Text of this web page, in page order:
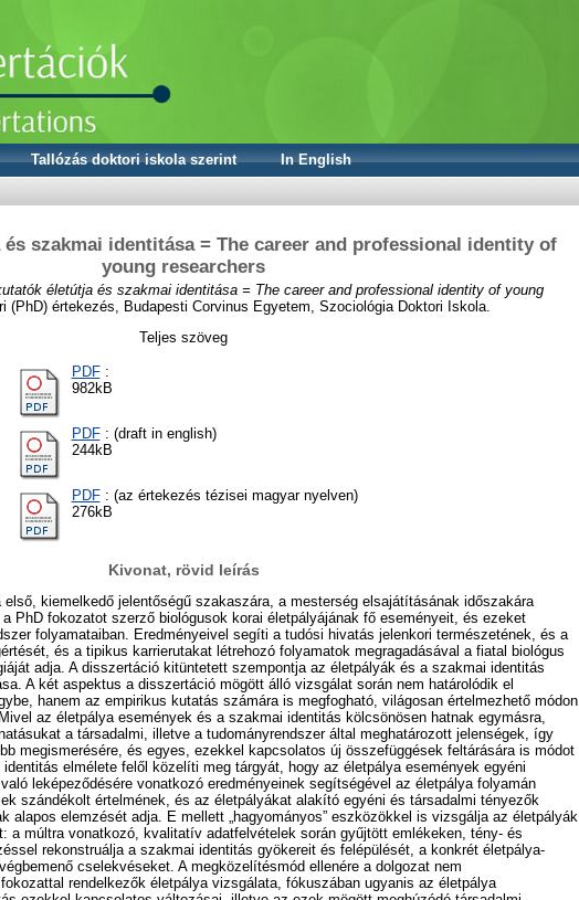
Tallózás doktori iskola szerint
In English
szakmai identitása = The career and professional identity of
young researchers
életútja és szakmai identitása = The career and professional identity of young
(PhD) értekezés, Budapesti Corvinus Egyetem, Szociológia Doktori Iskola.
Teljes szöveg
PDF:
982kB
PDF: (draft in english)
244kB
PDF: (az értekezés tézisei magyar nyelven)
276kB
Kivonat, rövid leírás
kiemelkedő jelentőségű szakaszára, a mesterség elsajátításának időszakára
PhD fokozatot szerző biológusok korai életpályájának fő eseményeit, és ezeket
folyamataiban. Eredményeivel segíti a tudósi hivatás jelenkori természetének, és a
és a tipikus karrierutakat létrehozó folyamatok megragadásával a fiatal biológus
adja. A disszertáció kitüntetett szempontja az életpályák és a szakmai identitás
A két aspektus a disszertáció mögött álló vizsgálat során nem határolódik el
hanem az empirikus kutatás számára is megfogható, világosan értelmezhető módon
az életpálya események és a szakmai identitás kölcsönösen hatnak egymásra,
a társadalmi, illetve a tudományrendszer által meghatározott jelenségek, így
megismerésére, és egyes, ezekkel kapcsolatos új összefüggések feltárására is módot
elmélete felől közelíti meg tárgyát, hogy az életpálya események egyéni
leképeződésére vonatkozó eredményeinek segítségével az életpálya folyamán
szándékolt értelmének, és az életpályákat alakító egyéni és társadalmi tényezők
alapos elemzését adja. E mellett „hagyományos” eszközökkel is vizsgálja az életpályák
a múltra vonatkozó, kvalitatív adatfelvételek során gyűjtött emlékeken, tény- és
rekonstruálja a szakmai identitás gyökereit és felépülését, a konkrét életpálya-
cselekvéseket. A megközelítésmód ellenére a dolgozat nem
rendelkezők életpálya vizsgálata, fókuszában ugyanis az életpálya